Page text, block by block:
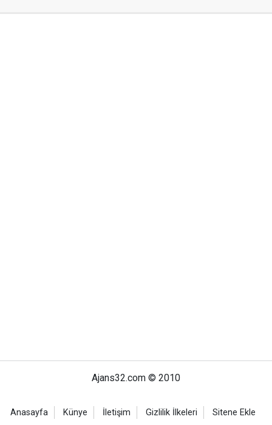
Ajans32.com © 2010
Anasayfa Künye İletişim Gizlilik İlkeleri Sitene Ekle